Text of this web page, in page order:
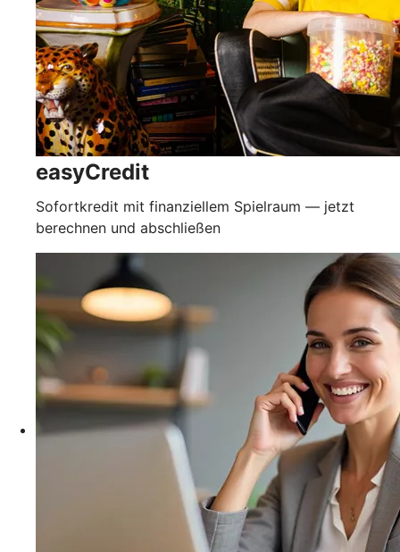
easyCredit
Sofortkredit mit finanziellem Spielraum — jetzt
berechnen und abschließen